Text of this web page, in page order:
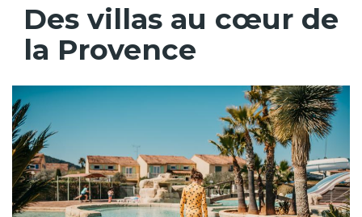
Des villas au cœur de
la Provence